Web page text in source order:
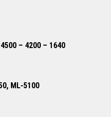
– 4200 – 1640
ML-5100